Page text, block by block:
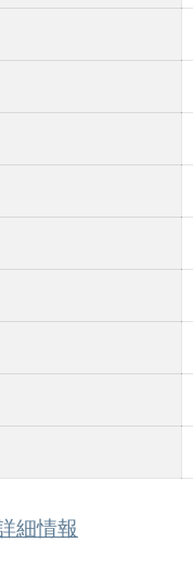
細情報